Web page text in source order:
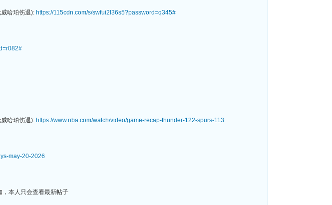
哈珀伤退): https://115cdn.com/s/swfui2l36s5?password=q345#
哈珀伤退): https://www.nba.com/watch/video/game-recap-thunder-122-spurs-113
may-20-2026
本人只会查看最新帖子